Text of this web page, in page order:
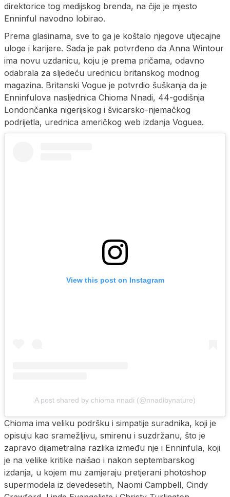
direktorice tog medijskog brenda, na čije je mjesto
Enninful navodno lobirao.
Prema glasinama, sve to ga je koštalo njegove utjecajne
uloge i karijere. Sada je pak potvrđeno da Anna Wintour
ima novu uzdanicu, koju je prema pričama, odavno
odabrala za sljedeću urednicu britanskog modnog
magazina. Britanski Vogue je potvrdio šuškanja da je
Enninfulova nasljednica Chioma Nnadi, 44-godišnja
Londončanka nigerijskog i švicarsko-njemačkog
podrijetla, urednica američkog web izdanja Voguea.
View this post on Instagram
A post shared by chioma nnadi (@nnadibynature)
Chioma ima veliku podršku i simpatije suradnika, koji je
opisuju kao sramežljivu, smirenu i suzdržanu, što je
zapravo dijametralna razlika između nje i Enninfula, koji
je na velike kritike naišao i nakon septembarskog
izdanja, u kojem mu zamjeraju pretjerani photoshop
supermodela iz devedesetih, Naomi Campbell, Cindy